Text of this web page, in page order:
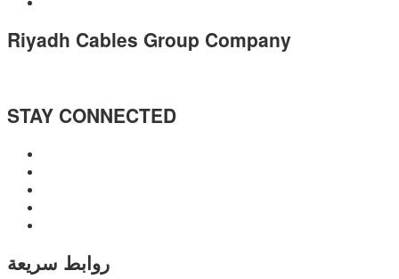
Riyadh Cables Group Company
STAY CONNECTED
روابط سريعة